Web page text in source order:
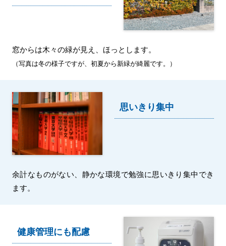
窓からは木々の緑が見え、ほっとします。
（写真は冬の様子ですが、初夏から新緑が綺麗です。）
思いきり集中
余計なものがない、静かな環境で勉強に思いきり集中でき
ます。
健康管理にも配慮